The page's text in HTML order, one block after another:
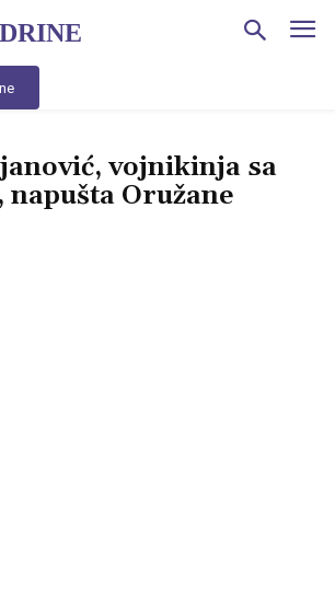
vojnikinja sa
napušta Oružane